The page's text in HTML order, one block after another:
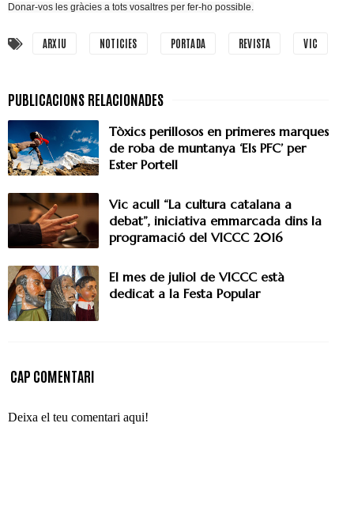
Donar-vos les gràcies a tots vosaltres per fer-ho possible.
ARXIU NOTICIES PORTADA REVISTA VIC
Tòxics perillosos en primeres marques
de roba de muntanya ‘Els PFC’ per
Ester Portell
Vic acull “La cultura catalana a
debat”, iniciativa emmarcada dins la
programació del VICCC 2016
El mes de juliol de VICCC està
dedicat a la Festa Popular
CAP COMENTARI
Deixa el teu comentari aqui!